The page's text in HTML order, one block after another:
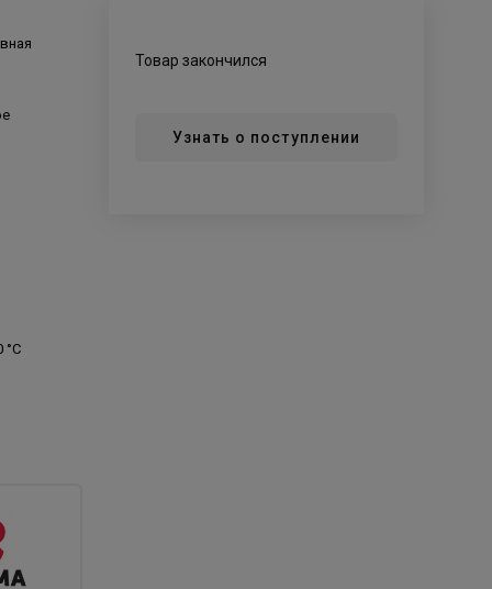
°C
Товар закончился
Узнать о поступлении